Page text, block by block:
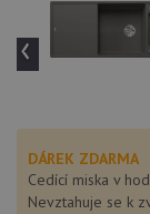
‹
DÁREK ZDARMA
Cedící miska v
Nevztahuje se k